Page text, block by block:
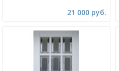
21 000 руб.